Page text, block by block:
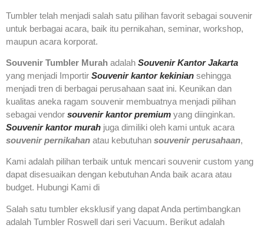
Tumbler telah menjadi salah satu pilihan favorit sebagai souvenir
untuk berbagai acara, baik itu pernikahan, seminar, workshop,
maupun acara korporat.
Souvenir Tumbler Murah adalah Souvenir Kantor Jakarta
yang menjadi Importir Souvenir kantor kekinian sehingga
menjadi tren di berbagai perusahaan saat ini. Keunikan dan
kualitas aneka ragam souvenir membuatnya menjadi pilihan
sebagai vendor souvenir kantor premium yang diinginkan.
Souvenir kantor murah juga dimiliki oleh kami untuk acara
souvenir pernikahan atau kebutuhan souvenir perusahaan,
Kami adalah pilihan terbaik untuk mencari souvenir custom yang
dapat disesuaikan dengan kebutuhan Anda baik acara atau
budget. Hubungi Kami di
Salah satu tumbler eksklusif yang dapat Anda pertimbangkan
adalah Tumbler Roswell dari seri Vacuum. Berikut adalah